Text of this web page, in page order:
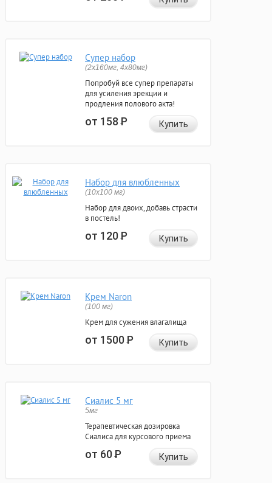
Супер набор
(2х160мг, 4х80мг)
Попробуй все супер препараты
для усиления эрекции и
продления полового акта!
от 158Р Купить
Набор для влюбленных
(10х100 мг)
Набор для двоих, добавь страсти
в постель!
от 120Р Купить
Крем Naron
(100 мг)
Крем для сужения влагалища
от 1500Р Купить
Сиалис 5 мг
5мг
Терапевтическая дозировка
Сиалиса для курсового приема
от 60Р Купить